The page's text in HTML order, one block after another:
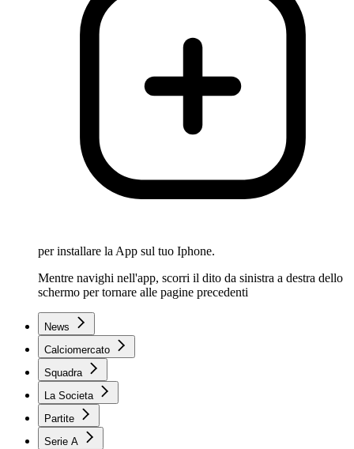
per installare la App sul tuo Iphone.
Mentre navighi nell'app, scorri il dito da sinistra a destra dello
schermo per tornare alle pagine precedenti
News
Calciomercato
Squadra
La Societa
Partite
Serie A